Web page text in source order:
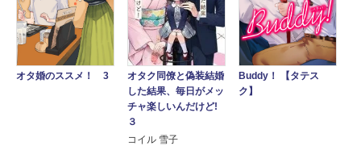
オタ婚のススメ！ 3
オタク同僚と偽装結婚
した結果、毎日がメッ
チャ楽しいんだけど!
３
コイル 雪子
Buddy！ 【タテス
ク】